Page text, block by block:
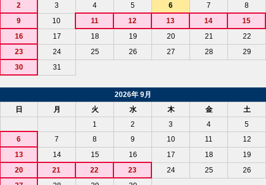
2
3 4 5 6 7
8
9
10 11 12 13 14
15
16
17 18 19 20 21
22
23
24 25 26 27 28
29
30
31
2026年 9月
日
月 火 水 木 金
土
1
2 3 4
5
6
7 8 9 10 11
12
13
14 15 16 17 18
19
20
21 22 23 24 25
26